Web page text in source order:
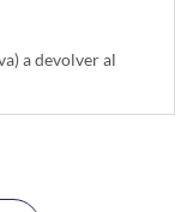
a devolver al